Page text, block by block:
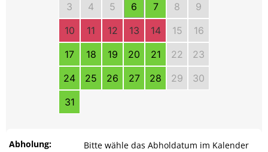
3
4 5 6 7 8
9
10
11 12 13 14 15
16
17
18 19 20 21 22
23
24
25 26 27 28 29
30
31
Abholung: Bitte wähle das Abholdatum im Kalender